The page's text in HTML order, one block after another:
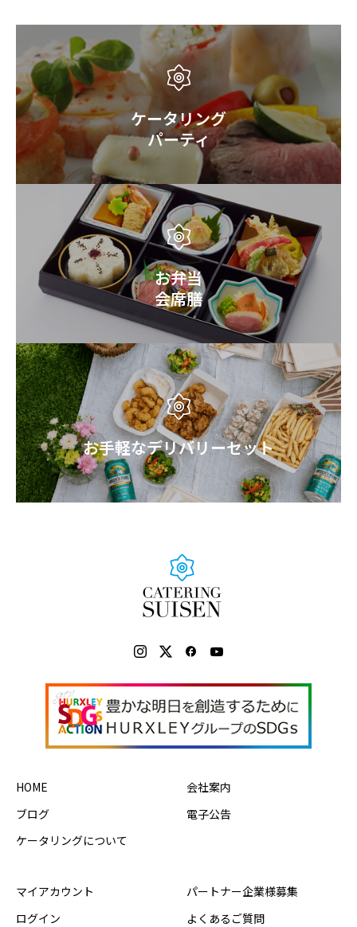
ケータリング
パーティ
お弁当
会席膳
お手軽なデリバリーセット
HOME
ブログ
ケータリングについて
会社案内
電子公告
マイアカウント
ログイン
パートナー企業様募集
よくあるご質問